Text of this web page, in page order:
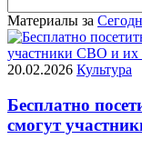
Материалы за
20.02.2026 Культура
Бесплатно
смогут